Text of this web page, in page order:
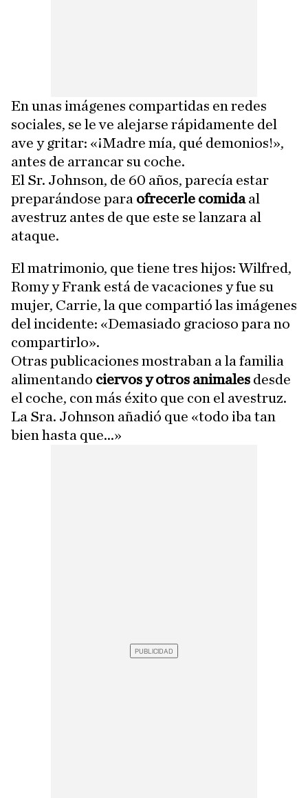
En unas imágenes compartidas en redes
sociales, se le ve alejarse rápidamente del
ave y gritar: «¡Madre mía, qué demonios!»,
antes de arrancar su coche.
El Sr. Johnson, de 60 años, parecía estar
preparándose para ofrecerle comidaal
avestruz antes de que este se lanzara al
ataque.
El matrimonio, que tiene tres hijos: Wilfred,
Romy y Frank está de vacaciones y fue su
mujer, Carrie, la que compartió las imágenes
del incidente: «Demasiado gracioso para no
compartirlo».
Otras publicaciones mostraban a la familia
alimentando ciervos y otros animales desde
el coche, con más éxito que con el avestruz.
La Sra. Johnson añadió que «todo iba tan
bien hasta que...»